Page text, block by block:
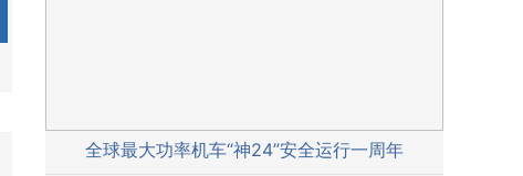
全球最大功率机车“神24”安全运行一周年